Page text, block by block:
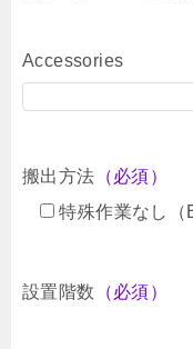
Accessories
搬出方法 （必須）
特殊作業なし（
設置階数 （必須）